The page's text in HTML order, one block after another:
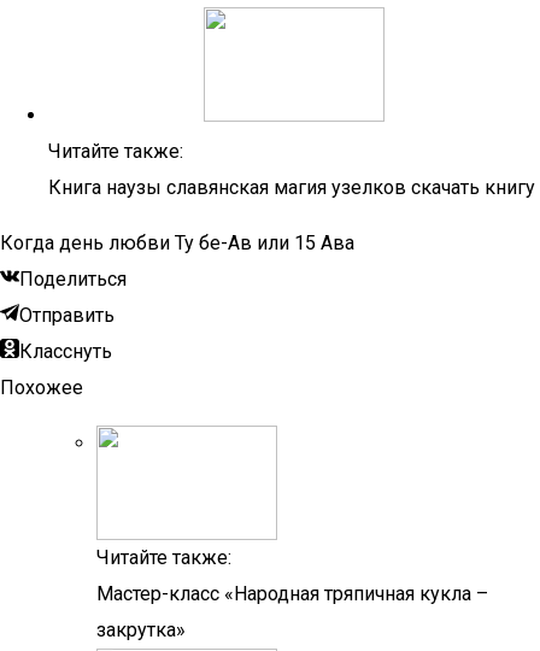
Читайте также:
Книга наузы славянская магия узелков скачать книгу
Когда день любви Ту бе-Ав или 15 Ава
Поделиться
Отправить
Класснуть
Похожее
Читайте также:
Мастер-класс «Народная тряпичная кукла –
закрутка»